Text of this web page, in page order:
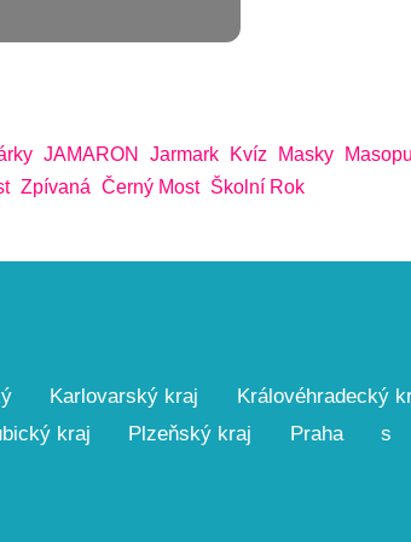
JAMARON Jarmark Kvíz Masky
Zpívaná Černý Most Školní Rok
Karlovarský kraj
Královéhradecký
kraj Plzeňský kraj Praha
s